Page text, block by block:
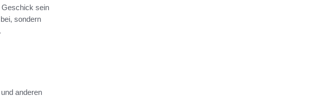
Geschick sein
sondern
anderen